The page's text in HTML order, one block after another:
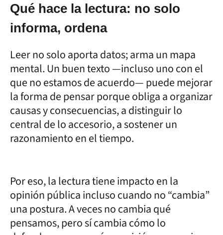
Qué hace la lectura: no solo
informa, ordena
Leer no solo aporta datos; arma un mapa
mental. Un buen texto —incluso uno con el
que no estamos de acuerdo— puede mejorar
la forma de pensar porque obliga a organizar
causas y consecuencias, a distinguir lo
central de lo accesorio, a sostener un
razonamiento en el tiempo.
Por eso, la lectura tiene impacto en la
opinión pública incluso cuando no “cambia”
una postura. A veces no cambia qué
pensamos, pero sí cambia cómo lo